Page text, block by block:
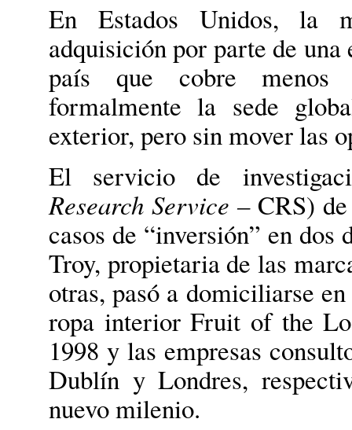
En Estados Unidos, la
adquisición por parte de una
país que cobre menos
formalmente la sede
exterior, pero sin mover las
El servicio de
Research Service –CRS) de
casos de “inversión” en
Troy, propietaria de las
otras, pasó a domiciliarse
ropa interior Fruit of the
1998 y las empresas
Dublín y Londres,
nuevo milenio.